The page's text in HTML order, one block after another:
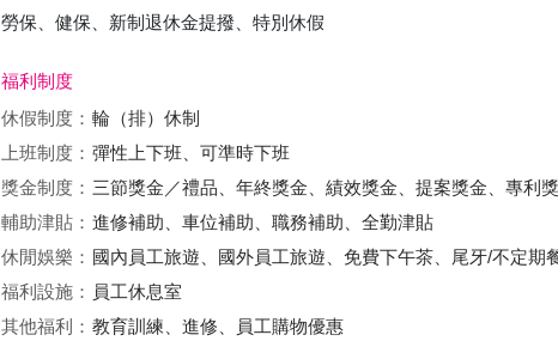
勞保、健保、新制退休金提撥、特別休假
福利制度
休假制度： 輪（排）休制
上班制度： 彈性上下班、可準時下班
獎金制度： 三節獎金／禮品、年終獎金、績效獎金、提案獎金、專利
輔助津貼： 進修補助、車位補助、職務補助、全勤津貼
休閒娛樂： 國內員工旅遊、國外員工旅遊、免費下午茶、尾牙/不定期
福利設施： 員工休息室
其他福利： 教育訓練、進修、員工購物優惠